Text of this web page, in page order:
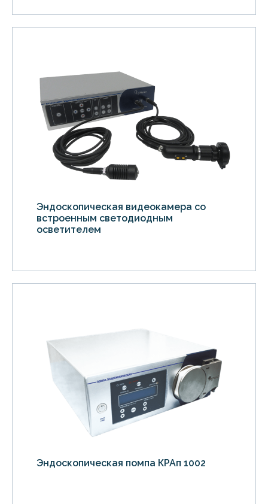
Эндоскопическая видеокамера со
встроенным светодиодным
осветителем
Эндоскопическая помпа КРАп 1002